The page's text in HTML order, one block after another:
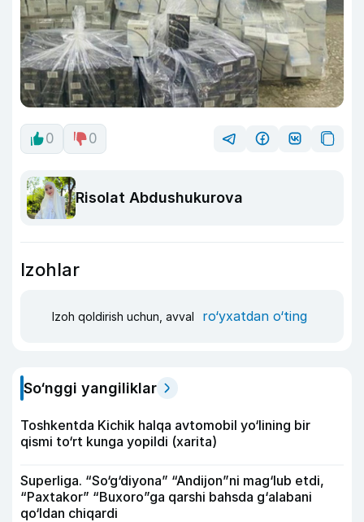
0 0
Risolat Abdushukurova
Izohlar
Izoh qoldirish uchun, avval ro‘yxatdan o‘ting
So‘nggi yangiliklar
Toshkentda Kichik halqa avtomobil yo‘lining bir
qismi to‘rt kunga yopildi (xarita)
Superliga. “So‘g‘diyona” “Andijon”ni mag‘lub etdi,
“Paxtakor” “Buxoro”ga qarshi bahsda g‘alabani
qo‘ldan chiqardi